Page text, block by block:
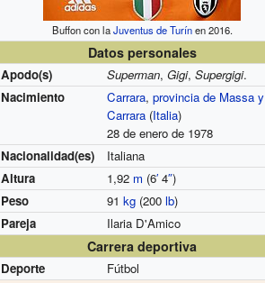
Buffon con laJuventus de Turínen 2016.
Datos personales
Apodo(s) Superman,Gigi,Supergigi.
Nacimiento
Carrara,provincia de Massa y
Carrara (Italia)
28 de enero de 1978
Nacionalidad(es)
Italiana
Altura
1,92 m (6′ 4″)
Peso
91kg (200lb)
Pareja
Ilaria D'Amico
Carrera deportiva
Deporte Fútbol